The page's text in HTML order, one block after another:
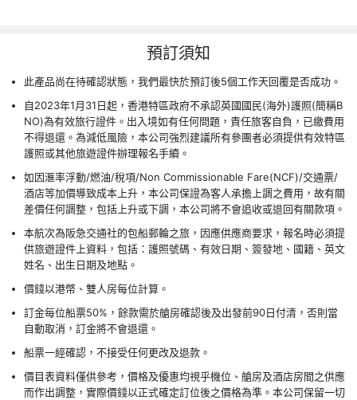
預訂須知
此產品尚在待確認狀態，我們最快於預訂後5個工作天回覆是否成功。
自2023年1月31日起，香港特區政府不承認英國國民(海外)護照(簡稱B
NO)為有效旅行證件。出入境如有任何問題，責任旅客自負，已繳費用
不得退還。為減低風險，本公司強烈建議所有參團者必須提供有效特區
護照或其他旅遊證件辦理報名手續。
如因滙率浮動/燃油/稅項/Non Commissionable Fare(NCF)/交通票/
酒店等加價導致成本上升，本公司保證為客人承擔上調之費用，故有關
差價任何調整，包括上升或下調，本公司將不會追收或退回有關款項。
本航次為阪急交通社的包船郵輪之旅，因應供應商要求，報名時必須提
供旅遊證件上資料，包括：護照號碼、有效日期、簽發地、國籍、英文
姓名、出生日期及地點。
價錢以港幣、雙人房每位計算。
訂金每位船票50%，餘款需於艙房確認後及出發前90日付清，否則當
自動取消，訂金將不會退還。
船票一經確認，不接受任何更改及退款。
價目表資料僅供參考，價格及優惠均視乎機位、艙房及酒店房間之供應
而作出調整，實際價錢以正式確定訂位後之價格為準。本公司保留一切